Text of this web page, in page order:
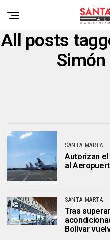
All posts
Simón
SANTA MARTA
Autorizan
al
SANTA MARTA
Tras
Bolívar